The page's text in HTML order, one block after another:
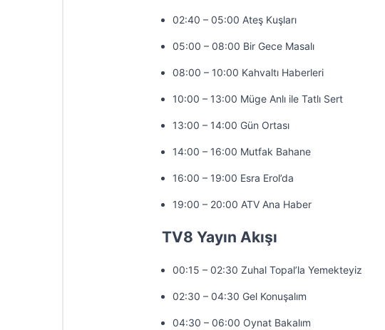
02:40 – 05:00 Ateş Kuşları
05:00 – 08:00 Bir Gece Masalı
08:00 – 10:00 Kahvaltı Haberleri
10:00 – 13:00 Müge Anlı ile Tatlı Sert
13:00 – 14:00 Gün Ortası
14:00 – 16:00 Mutfak Bahane
16:00 – 19:00 Esra Erol’da
19:00 – 20:00 ATV Ana Haber
TV8 Yayın Akışı
00:15 – 02:30 Zuhal Topal’la Yemekteyiz
02:30 – 04:30 Gel Konuşalım
04:30 – 06:00 Oynat Bakalım